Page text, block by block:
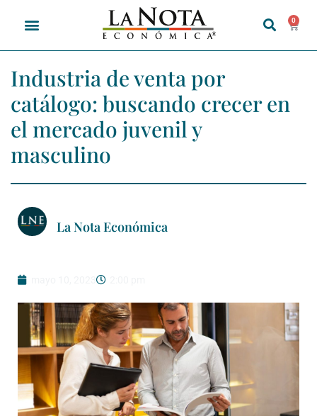
0
Industria de venta por
catálogo: buscando crecer en
el mercado juvenil y
masculino
La Nota Económica